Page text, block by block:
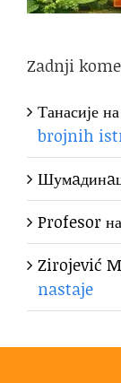
Zadnji
Танасијена
brojnih
Profesorна
Zirojević
nastaje